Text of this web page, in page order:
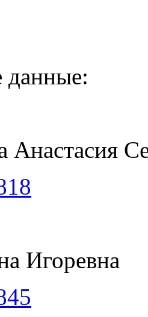
данные:
Анастасия
Игоревна